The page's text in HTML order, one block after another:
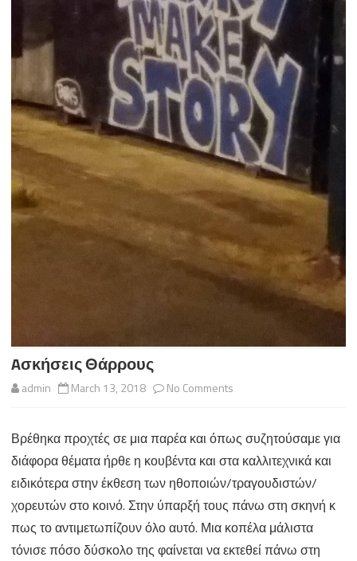
Aσκήσεις Θάρρους
admin March 13, 2018 No Comments
Θάρρους
Βρέθηκα προχτές σε μια παρέα και όπως συζητούσαμε για
διάφορα θέματα ήρθε η κουβέντα και στα καλλιτεχνικά και
ειδικότερα στην έκθεση των ηθοποιών/τραγουδιστών/
χορευτών στο κοινό. Στην ύπαρξή τους πάνω στη σκηνή κ
πως το αντιμετωπίζουν όλο αυτό. Μια κοπέλα μάλιστα
τόνισε πόσο δύσκολο της φαίνεται να εκτεθεί πάνω στη